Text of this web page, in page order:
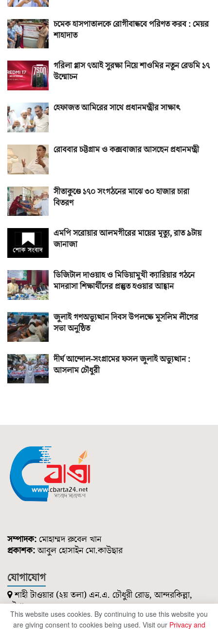
চমেক হাসপাতালকে রোগীবান্ধবে পরিণত করব : মেয়র
শাহাদাত
গরিলা গ্লাস ৭আই সুরক্ষা নিয়ে শাওমির নতুন রেডমি ১৭
উন্মোচন
হেফাজত আমিরের সাথে প্রধানমন্ত্রীর সাক্ষাৎ
রোববার চট্টগ্রাম ও কক্সবাজার আসছেন প্রধানমন্ত্রী
সীতাকুণ্ডে ১৭০ সংগঠনের মাঝে ৩০ হাজার চারা
বিতরণ
এমপি সরোয়ার আলমগীরের মায়ের মৃত্যু, রাত ৯টায়
জানাজা
ডিজিটাল দাওয়াহ ও মিডিয়ামুখী ক্যারিয়ার গঠনে
মাদরাসা শিক্ষার্থীদের প্রস্তুত হওয়ার আহ্বান
জুলাই গণঅভ্যুত্থান দিবস উপলক্ষে মুসলিম লীগের
সভা অনুষ্ঠিত
দীর্ঘ আন্দোল-সংগ্রামের ফসল জুলাই অভ্যুত্থান :
আসলাম চৌধুরী
সম্পাদক: মোহাম্মদ রুবেল খান
প্রকাশক:আবুল হোসাইন মো.কাউছার
যোগাযোগ
শাহী টাওয়ার (২য় তলা) এন.এ. চৌধুরী রোড, আন্দরকিল্লা,
চট্টগ্রাম।
০১৮৫১ ২১৪ ৭৪৭
This website uses cookies. By continuing to use this website you
are giving consent to cookies being used. Visit our Privacy and